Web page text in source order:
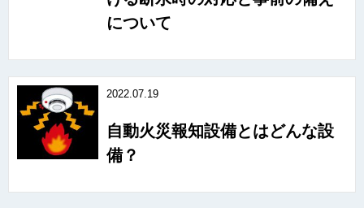
について
2022.07.19
自動火災報知設備とはどんな設
備？